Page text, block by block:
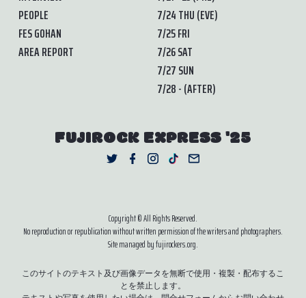
PEOPLE
FES GOHAN
AREA REPORT
7/24 THU (EVE)
7/25 FRI
7/26 SAT
7/27 SUN
7/28 - (AFTER)
FUJIROCK EXPRESS '25
Copyright © All Rights Reserved.
No reproduction or republication without written permission of the writers and photographers.
Site managed by fujirockers.org.
このサイトのテキスト及び画像データを無断で使用・複製・配布するこ
とを禁止します。